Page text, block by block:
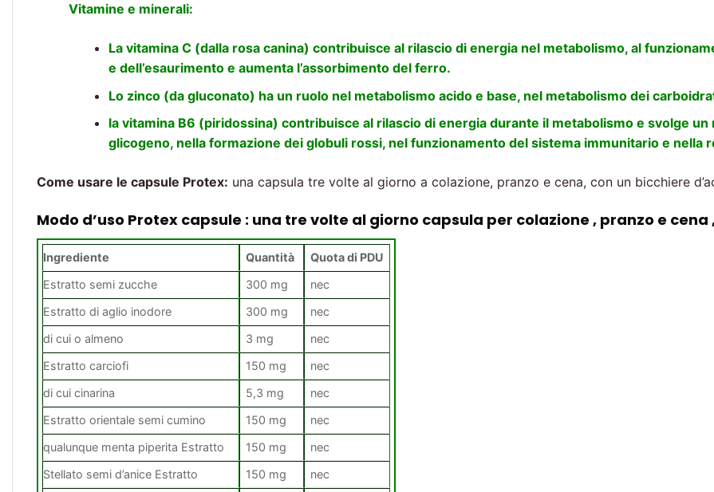
Vitamine e minerali:
La vitamina C (dalla rosa canina) contribuisce al rilascio di energia nel metabolismo, al
e dell’esaurimento e aumenta l’assorbimento del ferro.
Lo zinco (da gluconato) ha un ruolo nel metabolismo acido e base, nel metabolismo dei
la vitamina B6 (piridossina) contribuisce al rilascio di energia durante il metabolismo e svolge
glicogeno, nella formazione dei globuli rossi, nel funzionamento del sistema immunitario e nella
Come usare le capsule Protex: una capsula tre volte al giorno a colazione, pranzo e cena, con un bicchiere
Modo d’uso Protex capsule : una tre volte al giorno capsula per colazione , pranzo e
Ingrediente Quantità
Quota di PDU
Estratto semi zucche
300 mg
nec
Estratto di aglio inodore
300 mg
nec
di cui o almeno
3 mg
nec
Estratto carciofi
150 mg
nec
di cui cinarina
5,3 mg
nec
Estratto orientale semi cumino
150 mg
nec
qualunque menta piperita Estratto
150 mg
nec
Stellato semi d’anice Estratto
150 mg nec